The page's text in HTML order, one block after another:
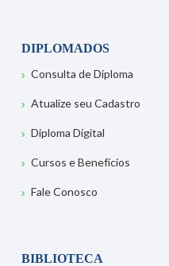
DIPLOMADOS
Consulta de Diploma
Atualize seu Cadastro
Diploma Digital
Cursos e Benefícios
Fale Conosco
BIBLIOTECA